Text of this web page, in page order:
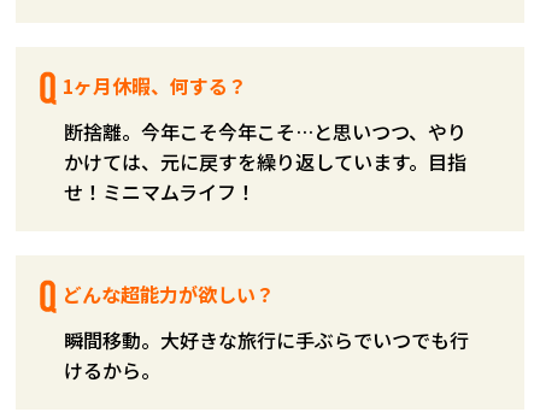
1ヶ月休暇、何する？
断捨離。今年こそ今年こそ…と思いつつ、やり
かけては、元に戻すを繰り返しています。目指
せ！ミニマムライフ！
どんな超能力が欲しい？
瞬間移動。大好きな旅行に手ぶらでいつでも行
けるから。